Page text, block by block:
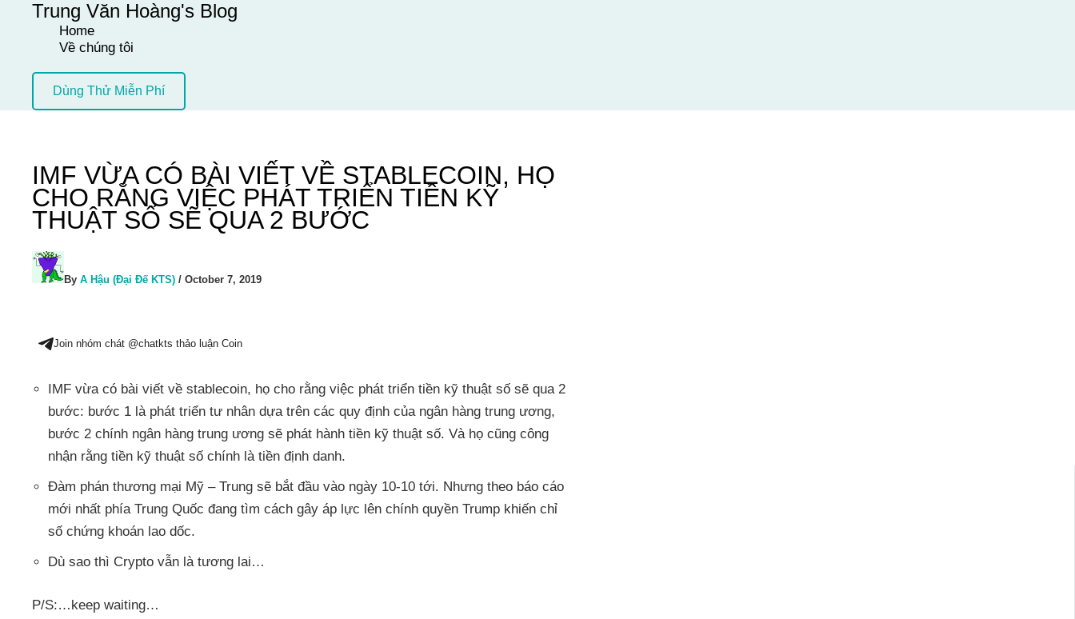
Trung Văn Hoàng's Blog
Home
Về chúng tôi
Dùng Thử Miễn Phí
IMF VỪA CÓ BÀI VIẾT VỀ STABLECOIN, HỌ
CHO RẰNG VIỆC PHÁT TRIỂN TIỀN KỸ
THUẬT SỐ SẼ QUA 2 BƯỚC
By A Hậu (Đại Đế KTS) / October 7, 2019
Join nhóm chát @chatkts thảo luận Coin
IMF vừa có bài viết về stablecoin, họ cho rằng việc phát triển tiền kỹ thuật số sẽ qua 2
bước: bước 1 là phát triển tư nhân dựa trên các quy định của ngân hàng trung ương,
bước 2 chính ngân hàng trung ương sẽ phát hành tiền kỹ thuật số. Và họ cũng công
nhận rằng tiền kỹ thuật số chính là tiền định danh.
Đàm phán thương mại Mỹ – Trung sẽ bắt đầu vào ngày 10-10 tới. Nhưng theo báo cáo
mới nhất phía Trung Quốc đang tìm cách gây áp lực lên chính quyền Trump khiến chỉ
số chứng khoán lao dốc.
Dù sao thì Crypto vẫn là tương lai…
P/S:…keep waiting…